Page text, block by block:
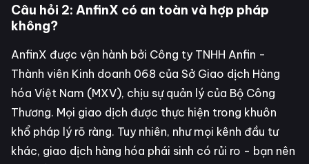
Câu hỏi 2: AnfinX có an toàn và hợp pháp
không?
AnfinX được vận hành bởi Công ty TNHH Anfin -
Thành viên Kinh doanh 068 của Sở Giao dịch Hàng
hóa Việt Nam (MXV), chịu sự quản lý của Bộ Công
Thương. Mọi giao dịch được thực hiện trong khuôn
khổ pháp lý rõ ràng. Tuy nhiên, như mọi kênh đầu tư
khác, giao dịch hàng hóa phái sinh có rủi ro - bạn nên